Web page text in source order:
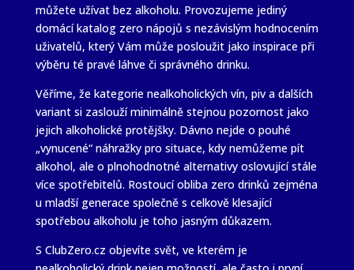
můžete užívat bez alkoholu. Provozujeme jediný
domácí katalog zero nápojů s nezávislým hodnocením
uživatelů, který Vám může posloužit jako inspirace při
výběru té pravé láhve či správného drinku.
Věříme, že kategorie nealkoholických vín, piv a dalších
variant si zaslouží minimálně stejnou pozornost jako
jejich alkoholické protějšky. Dávno nejde o pouhé
„vynucené“ náhražky pro situace, kdy nemůžeme pít
alkohol, ale o plnohodnotné alternativy oslovující stále
více spotřebitelů. Rostoucí obliba zero drinků zejména
u mladší generace společně s celkově klesající
spotřebou alkoholu je toho jasným důkazem.
S ClubZero.cz objevíte svět, ve kterém je